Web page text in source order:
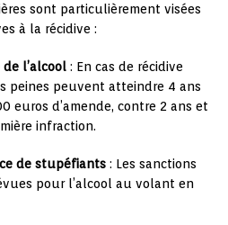
sont particulièrement visées
à la récidive :
de l’alcool : En cas de récidive
peines peuvent atteindre 4 ans
euros d’amende, contre 2 ans et
infraction.
de stupéfiants : Les sanctions
pour l’alcool au volant en